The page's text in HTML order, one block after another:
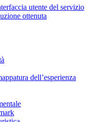
utente del servizio
ottenuta
dell’esperienza